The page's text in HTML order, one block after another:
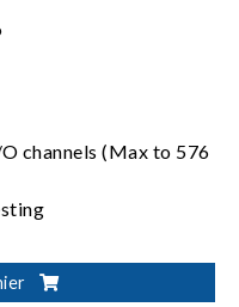
channels (Max to 576
interchangeable I/O,